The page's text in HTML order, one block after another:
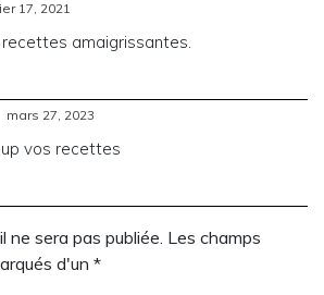
17, 2021
recettes amaigrissantes.
mars 27, 2023
vos recettes
ne sera pas publiée. Les champs
d'un *